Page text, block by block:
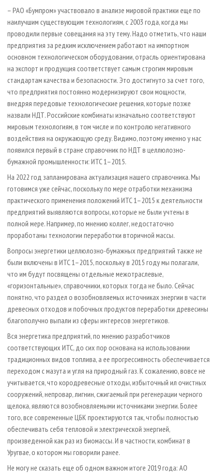
– РАО «Бумпром» участвовало в анализе мировой практики еще по
наилучшим существующим технологиям, с 2003 года, когда мы
проводили первые совещания на эту тему. Надо отметить, что наши
предприятия за редким исключением работают на импортном
основном технологическом оборудовании, отрасль ориентирована
на экспорт и продукция соответствует самым строгим мировым
стандартам качества и безопасности. Это достигнуто за счет того,
что предприятия постоянно модернизируют свои мощности,
внедряя передовые технологические решения, которые позже
назвали НДТ. Российские комбинаты изначально соответствуют
мировым технологиям, в том числе и по контролю негативного
воздействия на окружающую среду. Видимо, поэтому именно у нас
появился первый в стране справочник по НДТ в целлюлозно-
бумажной промышленности: ИТС 1–2015.
На 2022 год запланирована актуализация нашего справочника. Мы
готовимся уже сейчас, поскольку по мере отработки механизма
практического применения положений ИТС 1–2015 к деятельности
предприятий выявляются вопросы, которые не были учтены в
полной мере. Например, по мнению коллег, недостаточно
проработаны технологии переработки вторичной массы.
Вопросы энергетики целлюлозно-бумажных предприятий также не
были включены в ИТС 1–2015, поскольку в 2015 году мы полагали,
что им будут посвящены отдельные межотраслевые,
«горизонтальные», справочники, которых тогда не было. Сейчас
понятно, что раздел о возобновляемых источниках энергии в части
древесных отходов и побочных продуктов переработки древесины
благополучно выпали из сферы интересов энергетиков.
Вся энергетика предприятий, по мнению разработчиков
соответствующих ИТС, до сих пор основана на использовании
традиционных видов топлива, а ее прогрессивность обеспечивается
переходом с мазута и угля на природный газ. К сожалению, вовсе не
учитывается, что кородревесные отходы, избыточный ил очистных
сооружений, непровар, лигнин, сжигаемый при регенерации черного
щелока, являются возобновляемыми источниками энергии. Более
того, все современные ЦБК проектируются так, чтобы полностью
обеспечивать себя тепловой и электрической энергией,
произведенной как раз из биомассы. И в частности, комбинат в
Уругвае, о котором мы говорили ранее.
Не могу не сказать еще об одном важном итоге 2019 года: АО